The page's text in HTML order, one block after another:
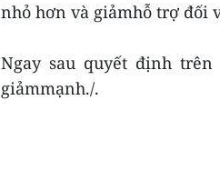
nhỏ hơn và giảmhỗ trợ đối
Ngay sau quyết định trên
giảmmạnh./.